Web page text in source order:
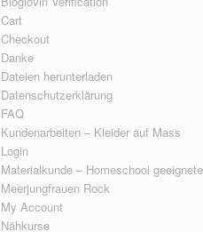
Cart
Checkout
Danke
Dateien herunterladen
Datenschutzerklärung
FAQ
Kundenarbeiten – Kleider auf Mass
Login
Materialkunde – Homeschool
Meerjungfrauen Rock
My Account
Nähkurse